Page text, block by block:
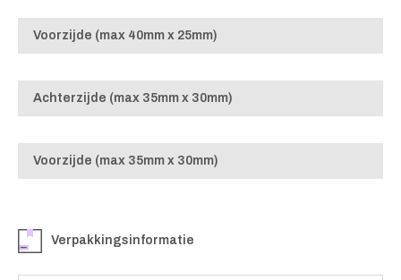
Voorzijde (max 40mm x 25mm)
Achterzijde (max 35mm x 30mm)
Voorzijde (max 35mm x 30mm)
Verpakkingsinformatie